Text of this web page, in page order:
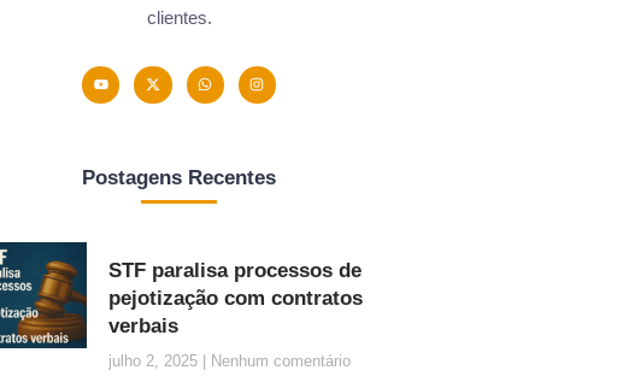
clientes.
Postagens Recentes
STF paralisa processos de
pejotização com contratos
verbais
julho 2, 2025 Nenhum comentário